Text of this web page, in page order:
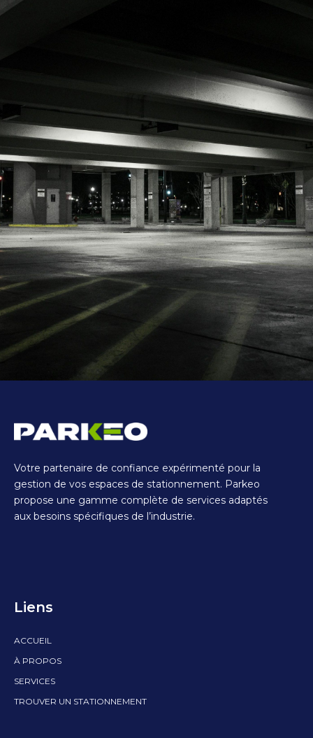
Votre partenaire de confiance expérimenté pour la
gestion de vos espaces de stationnement. Parkeo
propose une gamme complète de services adaptés
aux besoins spécifiques de l’industrie.
Liens
ACCUEIL
À PROPOS
SERVICES
TROUVER UN STATIONNEMENT